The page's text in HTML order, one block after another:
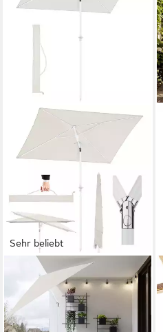
Sehr beliebt
Sonnenschirm Rechteckig
Höhenverstellbar
Balkonschirm Knickbar, mit